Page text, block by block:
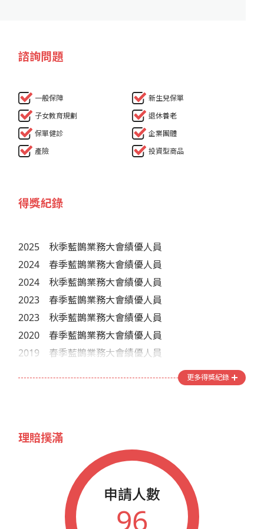
諮詢問題
一般保障
新生兒保單
子女教育規劃
退休養老
保單健診
企業團體
產險
投資型商品
得獎紀錄
2025
秋季藍鵲業務大會績優人員
2024
春季藍鵲業務大會績優人員
2024
秋季藍鵲業務大會績優人員
2023
春季藍鵲業務大會績優人員
2023
秋季藍鵲業務大會績優人員
2020
春季藍鵲業務大會績優人員
2019
春季藍鵲業務大會績優人員
更多得獎紀錄
理賠撲滿
申請人數
96